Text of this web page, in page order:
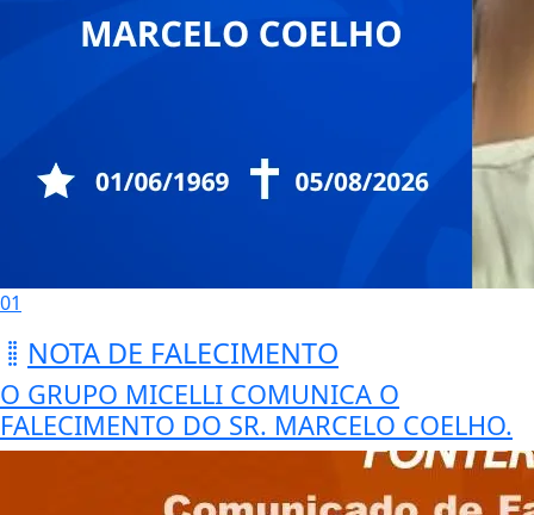
01
NOTA DE FALECIMENTO
O GRUPO MICELLI COMUNICA O
FALECIMENTO DO SR. MARCELO COELHO.